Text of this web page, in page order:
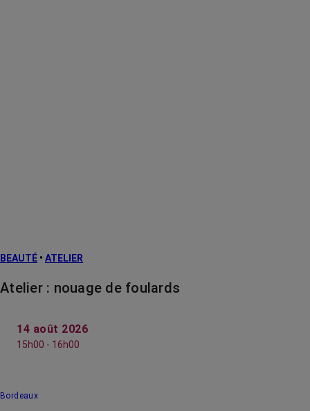
BEAUTÉ • ATELIER
Atelier : nouage de foulards
14 août 2026
15h00 - 16h00
Bordeaux